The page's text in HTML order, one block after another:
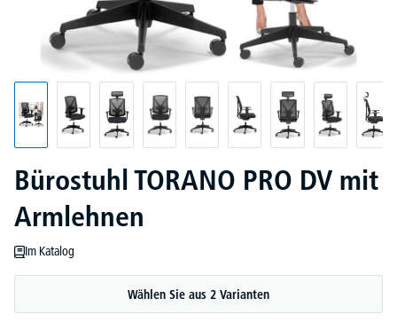
Bürostuhl TORANO PRO DV mit
Armlehnen
Im Katalog
Wählen Sie aus 2 Varianten